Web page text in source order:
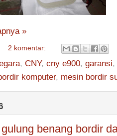
»
2 komentar:
, CNY, cny e900, garansi,
komputer, mesin bordir
benang bordir